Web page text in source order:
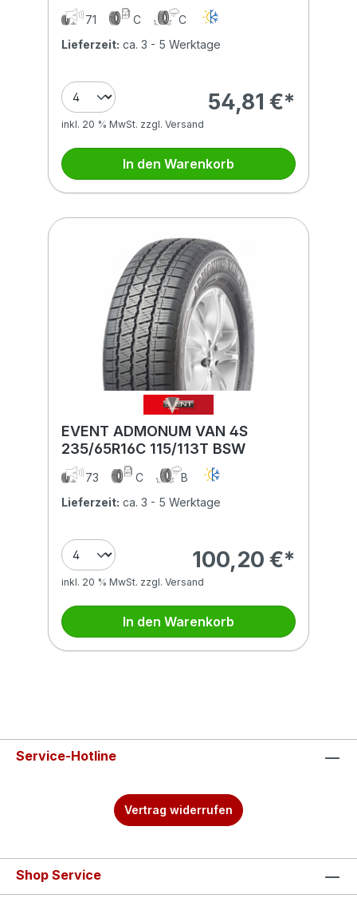
71 C
C
Lieferzeit: ca. 3 - 5 Werktage
54,81 €*
inkl. 20 % MwSt. zzgl. Versand
In den Warenkorb
EVENT ADMONUM VAN 4S
235/65R16C 115/113T BSW
73 C
B
Lieferzeit: ca. 3 - 5 Werktage
100,20 €*
inkl. 20 % MwSt. zzgl. Versand
In den Warenkorb
Service-Hotline
Vertrag widerrufen
Shop Service